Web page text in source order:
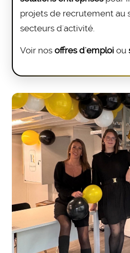
projets de recrutement au
secteurs d'activité.
Voir nos offres d'emploi ou